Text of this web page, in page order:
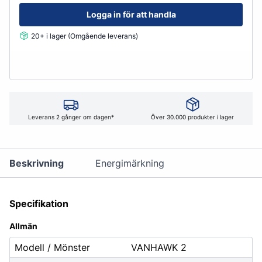
Logga in för att handla
20+ i lager (Omgående leverans)
Leverans 2 gånger om dagen* Över 30.000 produkter i lager
Beskrivning Energimärkning
Specifikation
Allmän
Modell / Mönster VANHAWK 2